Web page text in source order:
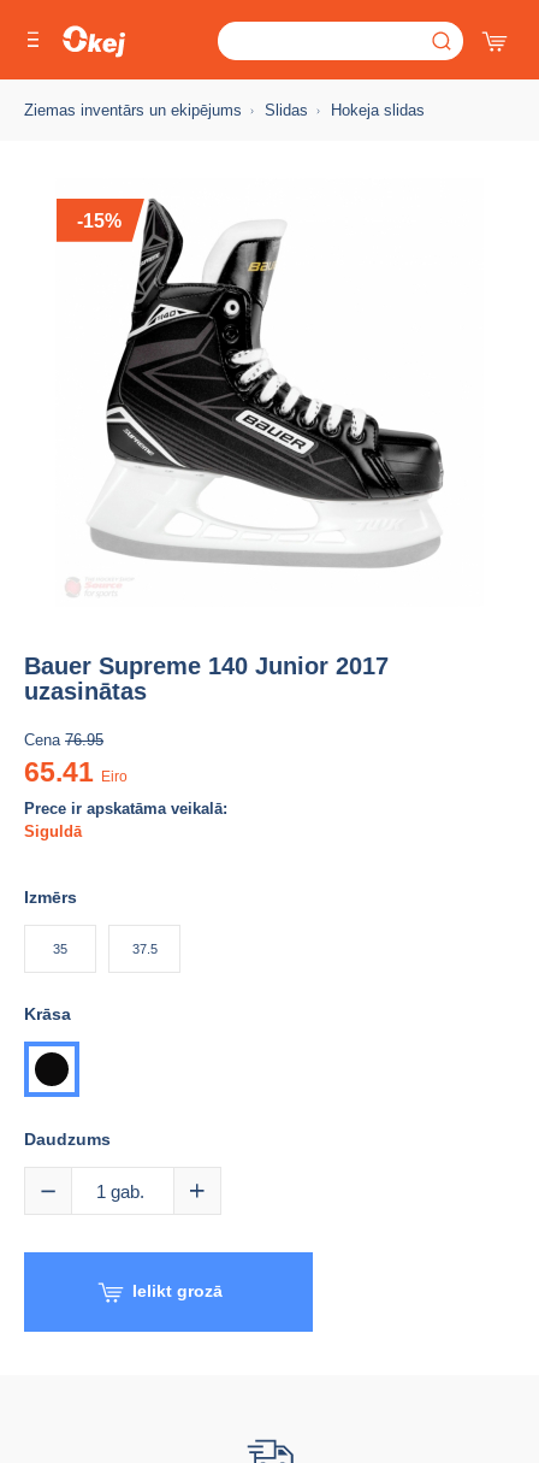
Ziemas inventārs un ekipējums Slidas Hokeja slidas
-15%
Bauer Supreme 140 Junior 2017
uzasinātas
Cena 76.95
65.41 Eiro
Prece ir apskatāma veikalā:
Siguldā
Izmērs
35 37.5
Krāsa
melna
Daudzums
1 gab.
Ielikt grozā